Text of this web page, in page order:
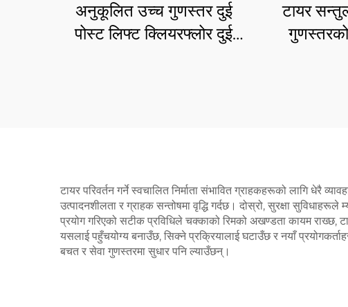
अनुकूलित उच्च गुणस्तर दुई
पोस्ट लिफ्ट क्लियरफ्लोर दुई
टायर
टायर परिवर्तन गर्ने स्वचालित निर्माता संभावित ग्राहकहरूको लागि धेरै
उत्पादनशीलता र ग्राहक सन्तोषमा वृद्धि गर्दछ। दोस्रो, सुरक्षा
प्रयोग गरिएको सटीक प्रविधिले चक्काको रिमको अखण्डता कायम राख्छ,
यसलाई पहुँचयोग्य बनाउँछ, सिक्ने प्रक्रियालाई घटाउँछ र नयाँ
बचत र सेवा गुणस्तरमा सुधार पनि ल्याउँछन्।